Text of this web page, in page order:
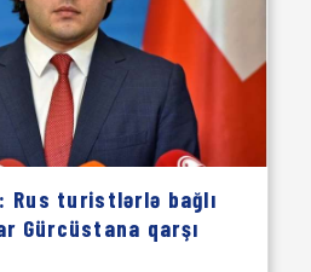
Rus turistlərlə bağlı
Gürcüstana qarşı